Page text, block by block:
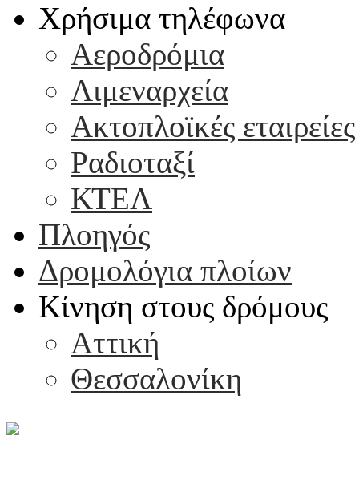
Χρήσιμα τηλέφωνα
Αεροδρόμια
Λιμεναρχεία
Ακτοπλοϊκές εταιρείες
Ραδιοταξί
ΚΤΕΛ
Πλοηγός
Δρομολόγια πλοίων
Κίνηση στους δρόμους
Αττική
Θεσσαλονίκη